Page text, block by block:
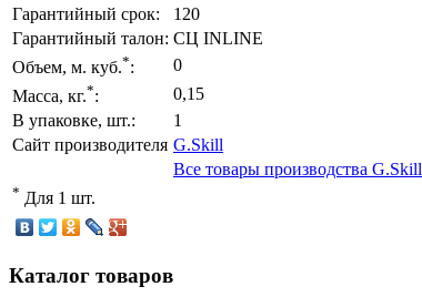
Гарантийный срок:
120
Гарантийный талон: СЦ INLINE
Объем, м. куб.*:
0
Масса, кг.*:
0,15
В упаковке, шт.:
1
Сайт производителя G.Skill
Все товары производства G.Skill
* Для 1 шт.
Каталог товаров